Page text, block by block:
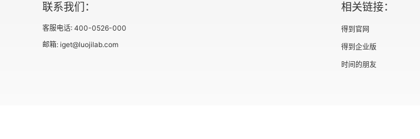
元认知
元情绪
联系我们：
客服电话: 400-0526-000
邮箱: iget@luojilab.com
相关链接：
得到官网
得到企业版
时间的朋友